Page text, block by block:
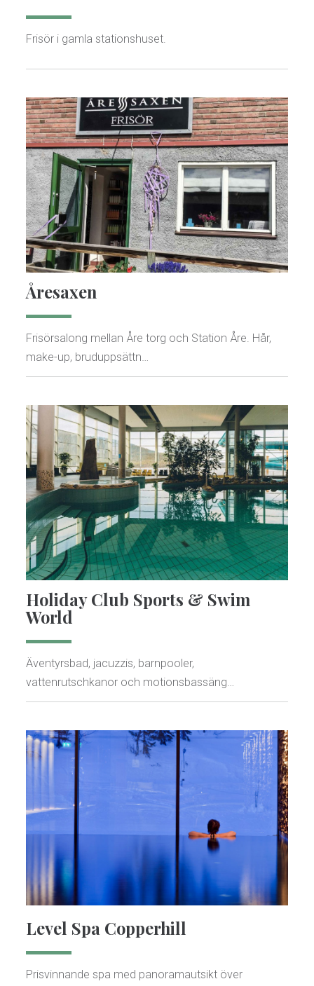
Frisör i gamla stationshuset.
Åresaxen
Frisörsalong mellan Åre torg och Station Åre. Hår,
make-up, bruduppsättn…
Holiday Club Sports & Swim
World
Äventyrsbad, jacuzzis, barnpooler,
vattenrutschkanor och motionsbassäng…
Level Spa Copperhill
Prisvinnande spa med panoramautsikt över